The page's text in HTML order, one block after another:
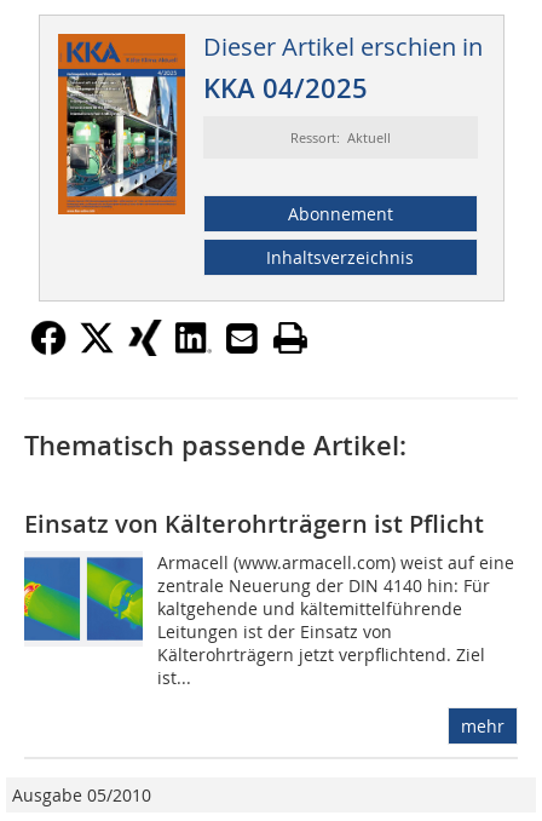
Dieser Artikel erschien in
KKA 04/2025
Ressort: Aktuell
Abonnement
Inhaltsverzeichnis
Thematisch passende Artikel:
Einsatz von Kälterohrträgern ist Pflicht
Armacell (www.armacell.com) weist auf eine
zentrale Neuerung der DIN 4140 hin: Für
kaltgehende und kältemittelführende
Leitungen ist der Einsatz von
Kälterohrträgern jetzt verpflichtend. Ziel
ist...
mehr
Ausgabe 05/2010